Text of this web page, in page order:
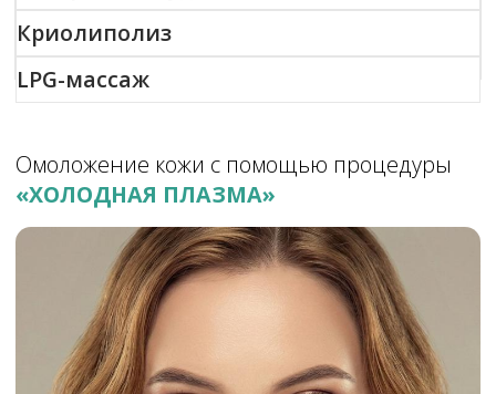
Холодная плазма в косметологии
применяется с целью улучшения
устранение морщин, избавление от
пигментных пятен) путем воздействия
тепла от плазмы, в результате которого
ускоряется процесс регенерации клеток.
Плазма обладает следующими
терапевтическими свойствами: